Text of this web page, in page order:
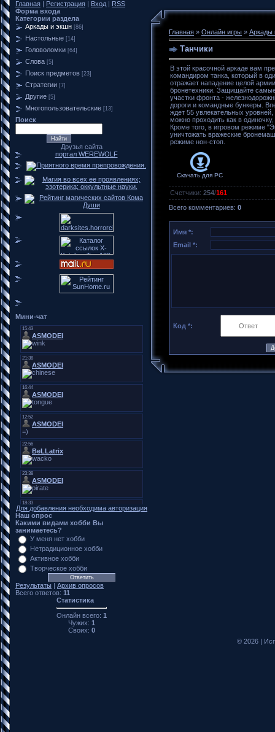
Главная | Регистрация | Вход | RSS
Форма входа
Категории раздела
Аркады и экшн [86]
Настольные [14]
Головоломки [64]
Слова [5]
Поиск предметов [23]
Стратегии [7]
Другие [5]
Многопользовательские [13]
Поиск
Друзья сайта
портал WEREWOLF
Мини-чат
Для добавления необходима авторизация
Наш опрос
Какими видами хобби Вы
занимаетесь?
У меня нет хобби
Нетрадиционное хобби
Активное хобби
Творческое хобби
Результаты | Архив опросов
Всего ответов: 11
Статистика
Онлайн всего: 1
Чужих: 1
Своих: 0
Главная » Онлайн игры » Аркады
Танчики
В этой красочной аркаде вам
командиром танка, который в
отражает нападение целой
бронетехники. Защищайте
участки фронта -
дороги и командные бункеры.
ждет 55 увлекательных уровней,
можно проходить как в
Кроме того, в игровом режиме
уничтожать вражеские
режиме нон-стоп.
Скачать для PC
Счетчики: 254/161
Всего комментариев: 0
Имя *:
Email *:
Код *:
© 2026|